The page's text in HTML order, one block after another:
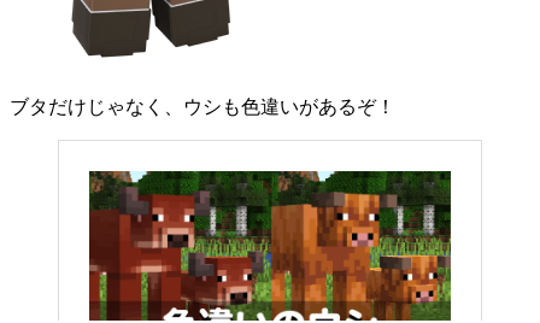
ブタだけじゃなく、ウシも色違いがあるぞ！